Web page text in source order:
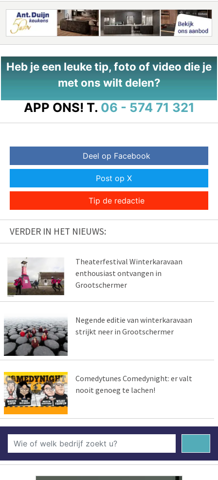
Heb je een leuke tip, foto of video die je
met ons wilt delen?
APP ONS! T. 06 - 574 71 321
Deel op Facebook
Post op X
Tip de redactie
VERDER IN HET NIEUWS:
Theaterfestival Winterkaravaan
enthousiast ontvangen in
Grootschermer
Negende editie van winterkaravaan
strijkt neer in Grootschermer
Comedytunes Comedynight: er valt
nooit genoeg te lachen!